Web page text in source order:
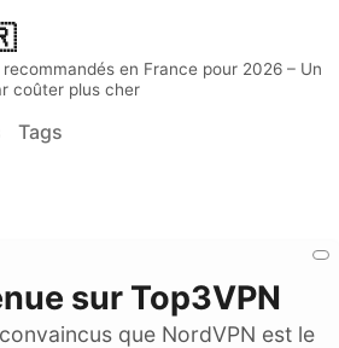
en France pour 2026 – Un
coûter plus cher
Tags
sur Top3VPN
que NordVPN est le